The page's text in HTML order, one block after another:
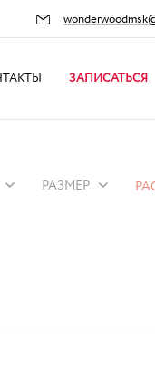
ЗАПИСАТЬСЯ
РАЗМЕР